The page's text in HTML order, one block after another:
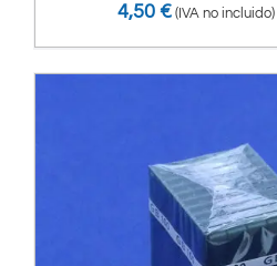
4,50 € (IVA no incluido)